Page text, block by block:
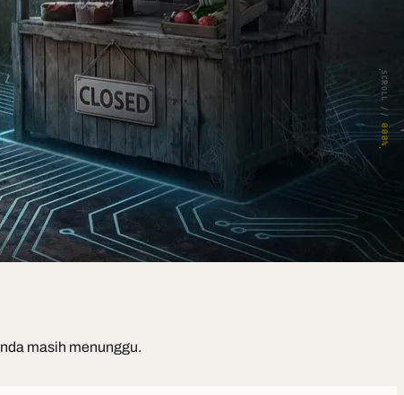
masih menunggu.
SCROLL //
000%